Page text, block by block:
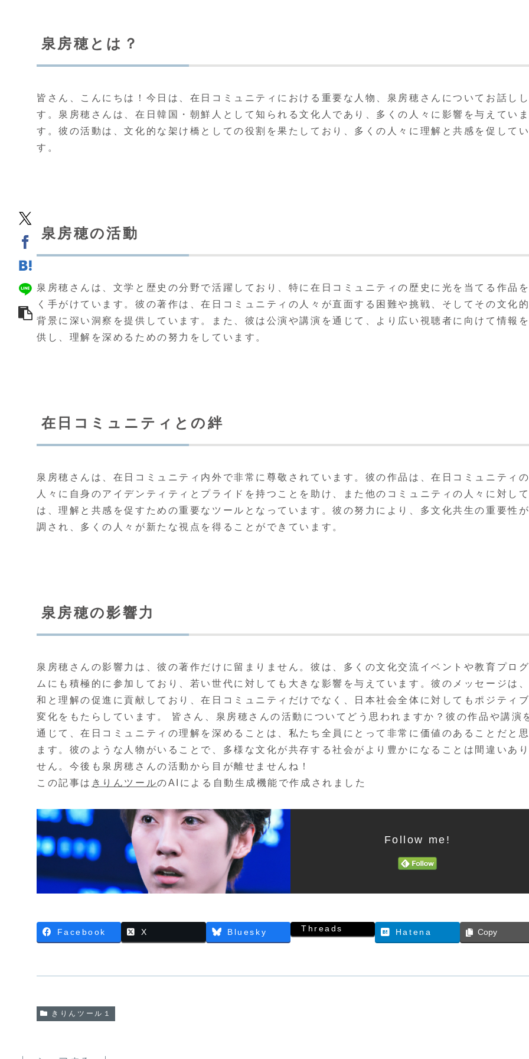
泉房穂とは？
皆さん、こんにちは！今日は、在日コミュニティにおける重要な人物、泉房穂さんについてお話しし
す。泉房穂さんは、在日韓国・朝鮮人として知られる文化人であり、多くの人々に影響を与えていま
す。彼の活動は、文化的な架け橋としての役割を果たしており、多くの人々に理解と共感を促してい
す。
泉房穂の活動
泉房穂さんは、文学と歴史の分野で活躍しており、特に在日コミュニティの歴史に光を当てる作品
く手がけています。彼の著作は、在日コミュニティの人々が直面する困難や挑戦、そしてその文化
背景に深い洞察を提供しています。また、彼は公演や講演を通じて、より広い視聴者に向けて情報
供し、理解を深めるための努力をしています。
在日コミュニティとの絆
泉房穂さんは、在日コミュニティ内外で非常に尊敬されています。彼の作品は、在日コミュニティの
人々に自身のアイデンティティとプライドを持つことを助け、また他のコミュニティの人々に対して
は、理解と共感を促すための重要なツールとなっています。彼の努力により、多文化共生の重要性
調され、多くの人々が新たな視点を得ることができています。
泉房穂の影響力
泉房穂さんの影響力は、彼の著作だけに留まりません。彼は、多くの文化交流イベントや教育プログ
ムにも積極的に参加しており、若い世代に対しても大きな影響を与えています。彼のメッセージは
和と理解の促進に貢献しており、在日コミュニティだけでなく、日本社会全体に対してもポジティ
変化をもたらしています。 皆さん、泉房穂さんの活動についてどう思われますか？彼の作品や講演
通じて、在日コミュニティの理解を深めることは、私たち全員にとって非常に価値のあることだと
ます。彼のような人物がいることで、多様な文化が共存する社会がより豊かになることは間違いあり
せん。今後も泉房穂さんの活動から目が離せませんね！
この記事は きりんツールのAIによる自動生成機能で作成されました
Follow me!
Facebook X Bluesky Threads Hatena Copy
きりんツール１